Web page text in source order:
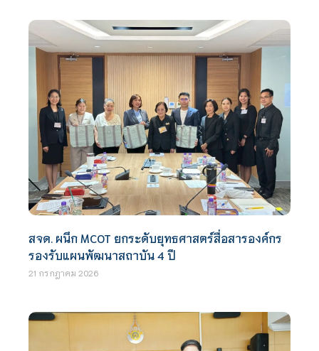
สจด. ผนึก MCOT ยกระดับยุทธศาสตร์สื่อสารองค์กร
รองรับแผนพัฒนาสถาบัน 4 ปี
21 กรกฎาคม 2026